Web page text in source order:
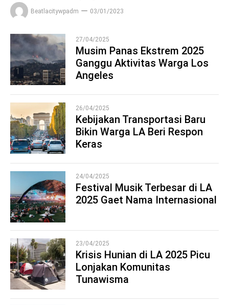
Beatlacitywpadm 03/01/2023
1
27/04/2025
Musim Panas Ekstrem 2025
Ganggu Aktivitas Warga Los
Angeles
2
26/04/2025
Kebijakan Transportasi Baru
Bikin Warga LA Beri Respon
Keras
3
24/04/2025
Festival Musik Terbesar di LA
2025 Gaet Nama Internasional
4
23/04/2025
Krisis Hunian di LA 2025 Picu
Lonjakan Komunitas
Tunawisma